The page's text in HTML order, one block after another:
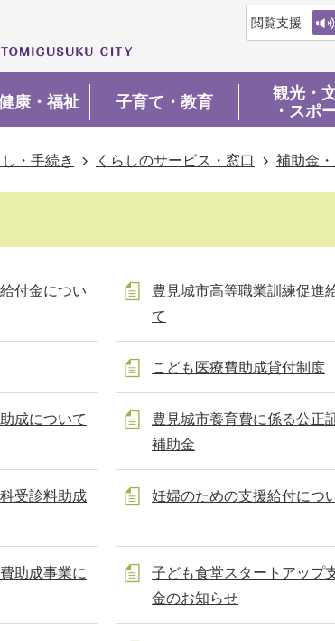
閲覧支援
康・福祉 子育て・教育
観光・
・スポ
し・手続き くらしのサービス・窓口 補助金
付金につい
豊見城市高等職業訓練促進
て
こども医療費助成貸付制度
成について
豊見城市養育費に係る公正
補助金
受診料助成
妊婦のための支援給付につ
助成事業に
子ども食堂スタートアップ
金のお知らせ